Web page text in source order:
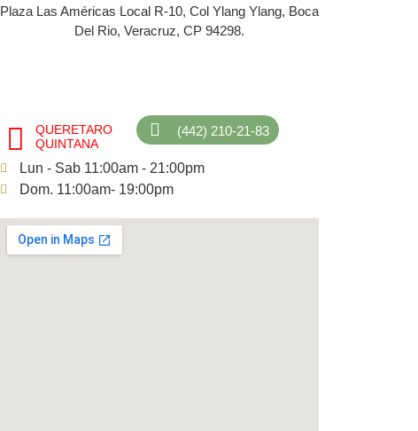
Plaza Las Américas Local R-10, Col Ylang Ylang, Boca
Del Rio, Veracruz, CP 94298.
QUERETARO
QUINTANA
(442) 210-21-83
Lun - Sab 11:00am - 21:00pm
Dom. 11:00am- 19:00pm